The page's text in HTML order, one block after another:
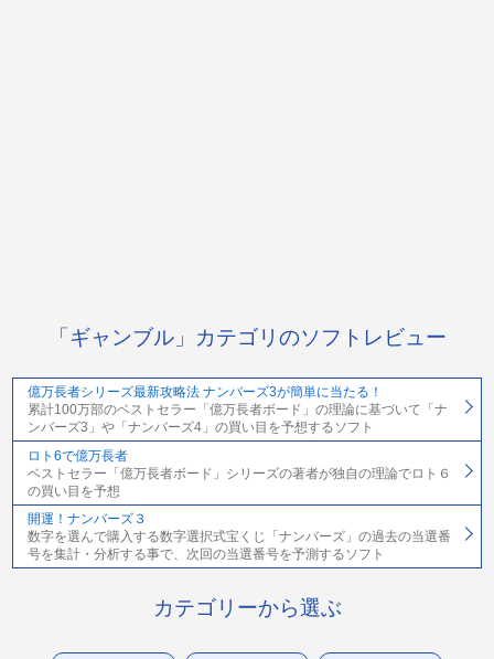
「ギャンブル」カテゴリのソフトレビュー
億万長者シリーズ最新攻略法 ナンバーズ3が簡単に当たる！
累計100万部のベストセラー「億万長者ボード」の理論に基づいて「ナ
ンバーズ3」や「ナンバーズ4」の買い目を予想するソフト
ロト6で億万長者
ベストセラー「億万長者ボード」シリーズの著者が独自の理論でロト６
の買い目を予想
開運！ナンバーズ３
数字を選んで購入する数字選択式宝くじ「ナンバーズ」の過去の当選番
号を集計・分析する事で、次回の当選番号を予測するソフト
カテゴリーから選ぶ